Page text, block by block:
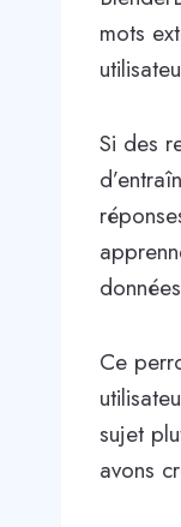
mots
Si des
Ce
sujet
avons